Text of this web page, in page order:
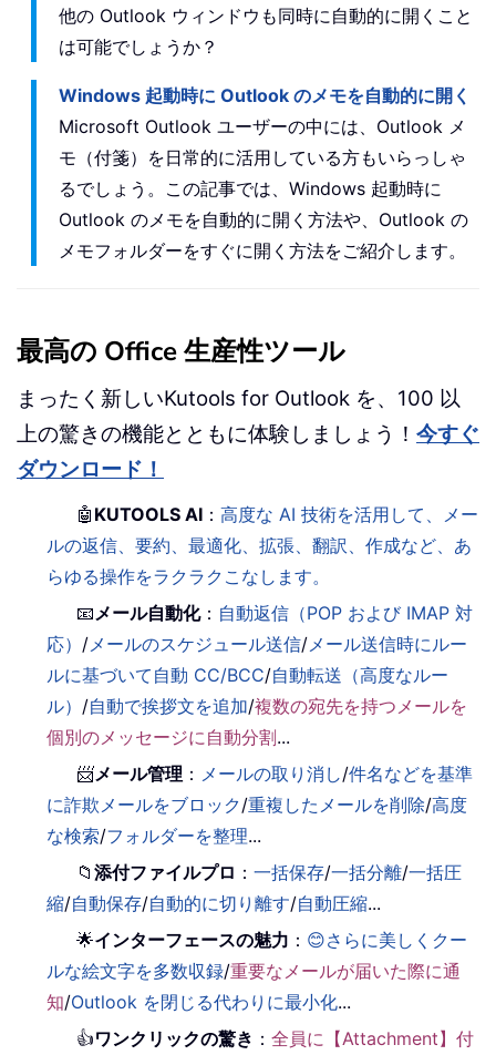
他の Outlook ウィンドウも同時に自動的に開くこと
は可能でしょうか？
Windows 起動時に Outlook のメモを自動的に開く
Microsoft Outlook ユーザーの中には、Outlook メ
モ（付箋）を日常的に活用している方もいらっしゃ
るでしょう。この記事では、Windows 起動時に
Outlook のメモを自動的に開く方法や、Outlook の
メモフォルダーをすぐに開く方法をご紹介します。
最高の Office 生産性ツール
まったく新しいKutools for Outlook を、100 以
上の驚きの機能とともに体験しましょう！ 今すぐ
ダウンロード！
🤖 KUTOOLS AI ：高度な AI 技術を活用して、メー
ルの返信、要約、最適化、拡張、翻訳、作成など、あ
らゆる操作をラクラクこなします。
📧 メール自動化： 自動返信（POP および IMAP 対
応） / メールのスケジュール送信/ メール送信時にルー
ルに基づいて自動 CC/BCC/自動転送（高度なルー
ル） /自動で挨拶文を追加/複数の宛先を持つメールを
個別のメッセージに自動分割...
📨メール管理 ： メールの取り消し/件名などを基準
に詐欺メールをブロック/重複したメールを削除/高度
な検索/フォルダーを整理...
📁添付ファイルプロ ：一括保存/一括分離/一括圧
縮/自動保存/自動的に切り離す/自動圧縮...
🌟インターフェースの魅力 ： 😊さらに美しくクー
ルな絵文字を多数収録/重要なメールが届いた際に通
知/Outlook を閉じる代わりに最小化...
👍ワンクリックの驚き ：全員に【Attachment】付